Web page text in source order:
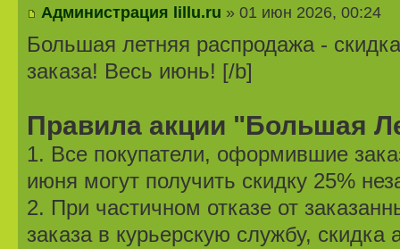
Администрация lillu.ru » 01 июн 2026, 00:24
Большая летняя распродажа -
заказа! Весь июнь! [/b]
Правила акции "Большая
1. Все покупатели, оформившие
июня могут получить скидку 25%
2. При частичном отказе от
заказа в курьерскую службу, скидка